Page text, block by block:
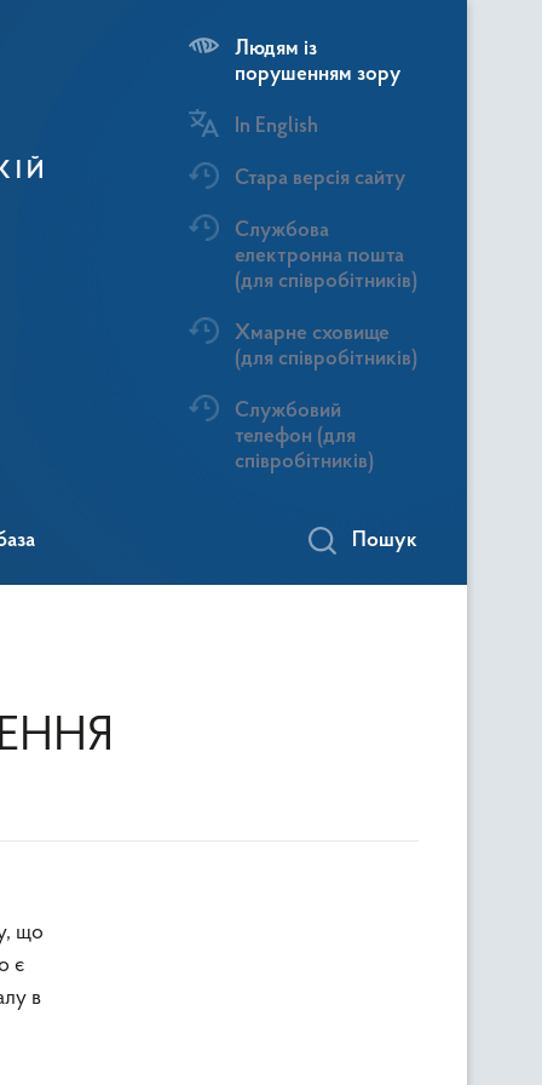
Людям із
порушенням зору
In English
Стара версія сайту
Службова
електронна пошта
(для співробітників)
Хмарне сховище
(для співробітників)
Службовий
телефон (для
співробітників)
Пошук
що
є
в